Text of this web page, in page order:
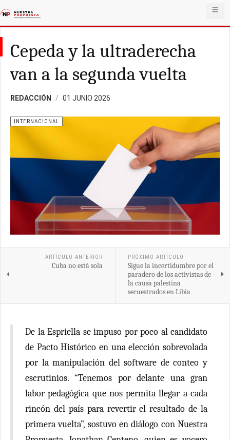
Cepeda y la ultraderecha
van a la segunda vuelta
REDACCIÓN 01 JUNIO 2026
INTERNACIONAL
ARTÍCULO ANTERIOR
Cuba no está sola
PRÓXIMO ARTÍCULO
Sigue la incertidumbre por el
paradero de los activistas de
la causa palestina
secuestrados en Libia
De la Espriella se impuso por poco al candidato
de Pacto Histórico en una elección sobrevolada
por la manipulación del software de conteo y
escrutinios. “Tenemos por delante una gran
labor pedagógica que nos permita llegar a cada
rincón del país para revertir el resultado de la
primera vuelta”, sostuvo en diálogo con Nuestra